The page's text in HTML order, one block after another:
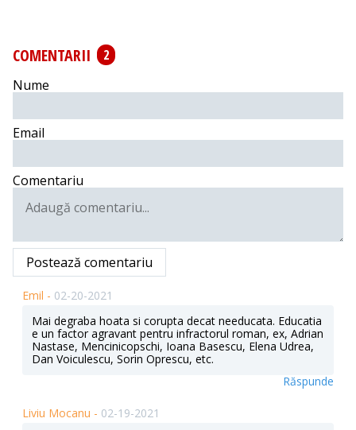
COMENTARII
2
Nume
Email
Comentariu
Postează comentariu
Emil - 02-20-2021
Mai degraba hoata si corupta decat needucata. Educatia
e un factor agravant pentru infractorul roman, ex, Adrian
Nastase, Mencinicopschi, Ioana Basescu, Elena Udrea,
Dan Voiculescu, Sorin Oprescu, etc.
Răspunde
Liviu Mocanu - 02-19-2021